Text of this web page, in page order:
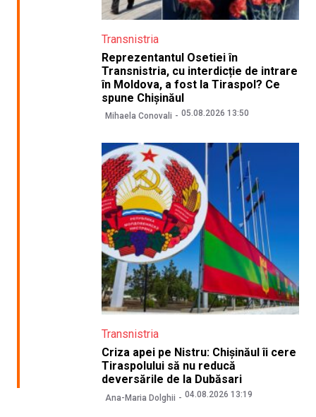
Transnistria
Reprezentantul Osetiei în
Transnistria, cu interdicție de intrare
în Moldova, a fost la Tiraspol? Ce
spune Chișinăul
Mihaela Conovali 05.08.2026 13:50
Transnistria
Criza apei pe Nistru: Chișinăul îi cere
Tiraspolului să nu reducă
deversările de la Dubăsari
Ana-Maria Dolghii 04.08.2026 13:19